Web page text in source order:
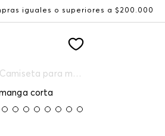
iguales o superiores a $200.000
Camiseta para mujer manga corta